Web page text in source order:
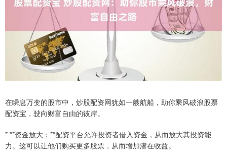
在瞬息万变的股市中，炒股配资网犹如一艘航船，助你乘风破浪股票
配资宝，驶向财富自由的彼岸。
* **资金放大：**配资平台允许投资者借入资金，从而放大其投资能
力。这可以让他们购买更多股票，从而增加潜在收益。